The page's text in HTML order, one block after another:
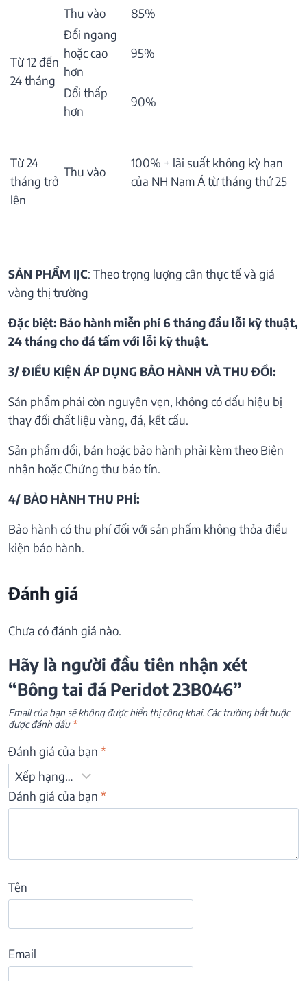
Từ 12 đến
24 tháng
Thu vào
85%
Đổi ngang
hoặc cao
hơn
95%
Đổi thấp
hơn
90%
Từ 24
tháng trở
lên
Thu vào
100% + lãi suất không kỳ hạn
của NH Nam Á từ tháng thứ 25
SẢN PHẨM IJC: Theo trọng lượng cân thực tế và giá
vàng thị trường
Đặc biệt: Bảo hành miễn phí 6 tháng đầu lỗi kỹ thuật,
24 tháng cho đá tấm với lỗi kỹ thuật.
3/ ĐIỀU KIỆN ÁP DỤNG BẢO HÀNH VÀ THU ĐỒI:
Sản phẩm phải còn nguyên vẹn, không có dấu hiệu bị
thay đổi chất liệu vàng, đá, kết cấu.
Sản phẩm đổi, bán hoặc bảo hành phải kèm theo Biên
nhận hoặc Chứng thư bảo tín.
4/ BẢO HÀNH THU PHÍ:
Bảo hành có thu phí đối với sản phẩm không thỏa điều
kiện bảo hành.
Đánh giá
Chưa có đánh giá nào.
Hãy là người đầu tiên nhận xét
“Bông tai đá Peridot 23B046”
Email của bạn sẽ không được hiển thị công khai. Các trường bắt buộc
được đánh dấu *
Đánh giá của bạn *
Đánh giá của bạn *
Tên
Email